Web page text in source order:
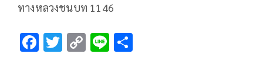
ทางหลวงชนบท 1146
F T C Li